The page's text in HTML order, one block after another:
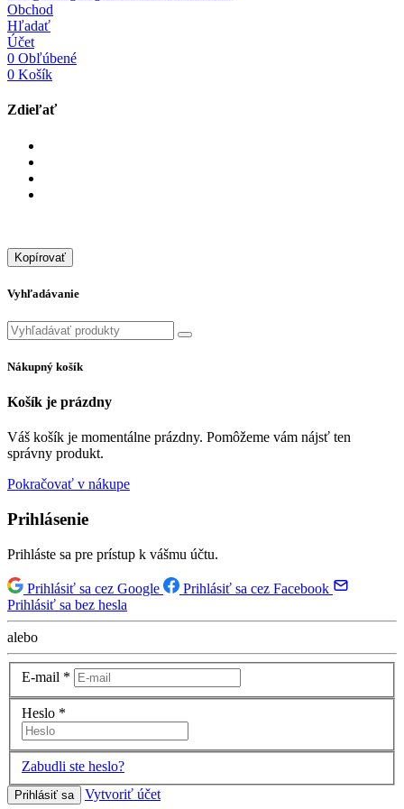
Obchod
Hľadať
Účet
0 Obľúbené
0 Košík
Zdieľať
Kopírovať
Vyhľadávanie
Nákupný košík
Košík je prázdny
Váš košík je momentálne prázdny. Pomôžeme vám nájsť ten
správny produkt.
Pokračovať v nákupe
Prihlásenie
Prihláste sa pre prístup k vášmu účtu.
Prihlásiť sa cez Google
Prihlásiť sa cez Facebook
Prihlásiť sa bez hesla
alebo
E-mail *
Heslo *
Zabudli ste heslo?
Prihlásiť sa Vytvoriť účet